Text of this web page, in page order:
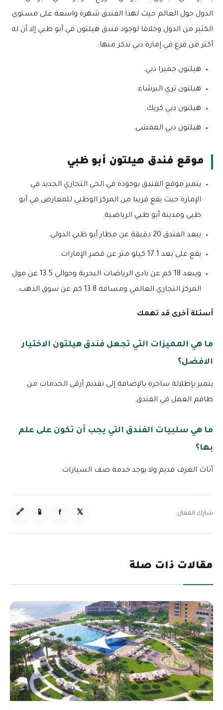
الدول حول العالم حيث لهذا الفندق شهرة واسعة على مستوى
الكثير من الدول وخلافا لوجود فندق هيلتون في أبو ظبي إلا أن له
أكثر من فرع في إمارة دبي نذكر منها:
هيلتون جميرا دبي.
هيلتون تري البرشاء.
هيلتون دبي كريك.
هيلتون دبي الممشى.
موقع فندق هيلتون أبو ظبي
يتميز موقع الفندق بوجوده في الحي التجاري الجديد في
الإمارة حيث يقع قريبا من المركز الوطني للمعارض في أبو
ظبي ومدينة أبو ظبي الرياضية.
يبعد الفندق 20 دقيقة عن مطار أبو ظبي الدولي.
يقع على بعد 17.1 كيلو متر عن قصر الإمارات.
ويبعد 18 كم عن نادي الرياضات البحرية وحوالي 13.5 عن مول
المركز التجاري العالمي ومسافة 13.8 كم عن سوق الذهب.
أسئلة أخرى قد تهمك
ما هي المميزات التي تجعل فندق هيلتون الاختيار
الافضل؟
يتميز بإطلالة ساحرة بالإضافة إلى تقديم أرقى الخدمات من
طاقم العمل في الفندق.
ما هي سلبيات الفندق التي يجب أن تكون على علم
بها؟
أثاث الغرف قديم ولا يوجد خدمة صف السيارات.
شارك المقال: 𝕏
f
📱
🔗
مقالات ذات صلة